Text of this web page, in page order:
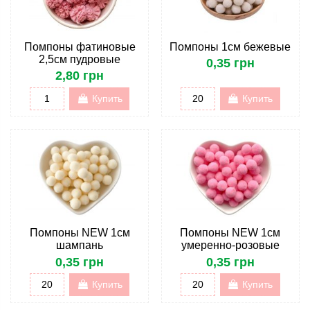
Помпоны фатиновые
2,5см пудровые
2,80 грн
Купить
Помпоны 1см бежевые
0,35 грн
Купить
Помпоны NEW 1см
шампань
0,35 грн
Купить
Помпоны NEW 1см
умеренно-розовые
0,35 грн
Купить